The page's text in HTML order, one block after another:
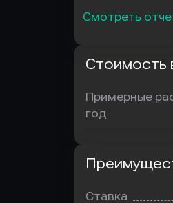
Смотреть
Стоимость
Примерные
год
Ставка